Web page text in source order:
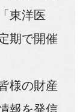
東洋医
期で開催
様の財産
報を発信